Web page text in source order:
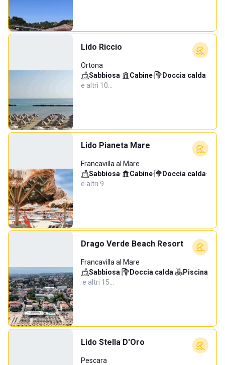
Lido Riccio
Ortona
Sabbiosa· Cabine· Doccia calda·
e altri 10…
Lido Pianeta Mare
Francavilla al Mare
Sabbiosa· Cabine· Doccia calda·
e altri 9…
Drago Verde Beach Resort
Francavilla al Mare
Sabbiosa· Doccia calda·
Piscina
·e altri 15…
Lido Stella D'Oro
Pescara